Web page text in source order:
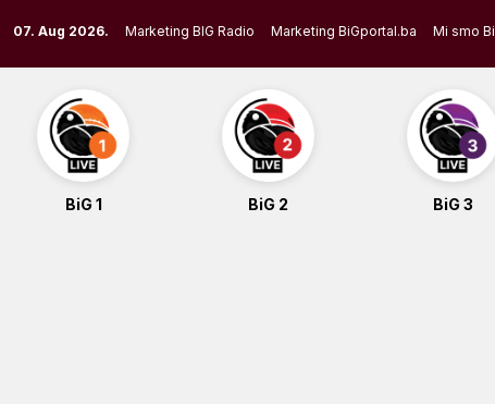
to
content
07. Aug 2026. Marketing BIG Radio Marketing BiGportal.ba Mi smo
BiG 1 BiG 2 BiG 3